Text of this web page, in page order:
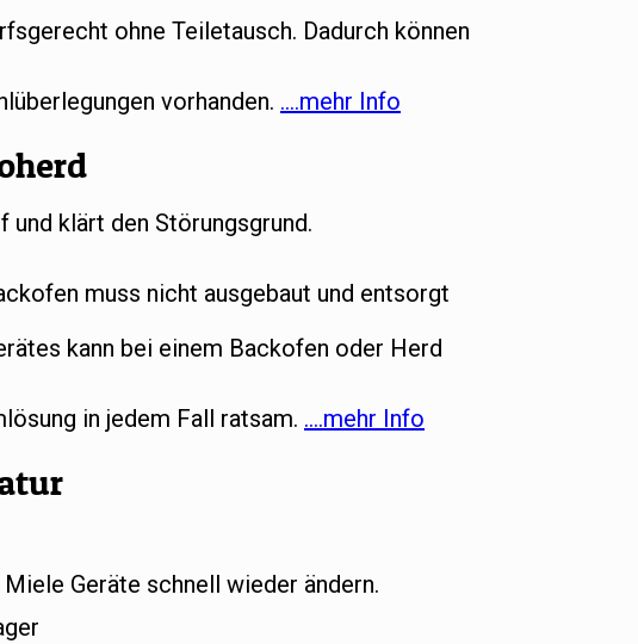
ohne Teiletausch. Dadurch können
vorhanden. ….mehr Info
klärt den Störungsgrund.
muss nicht ausgebaut und entsorgt
kann bei einem Backofen oder Herd
in jedem Fall ratsam. ….mehr Info
Geräte schnell wieder ändern.